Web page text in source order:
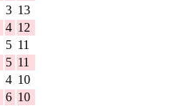
3 13
4 12
5 11
5 11
4 10
6 10